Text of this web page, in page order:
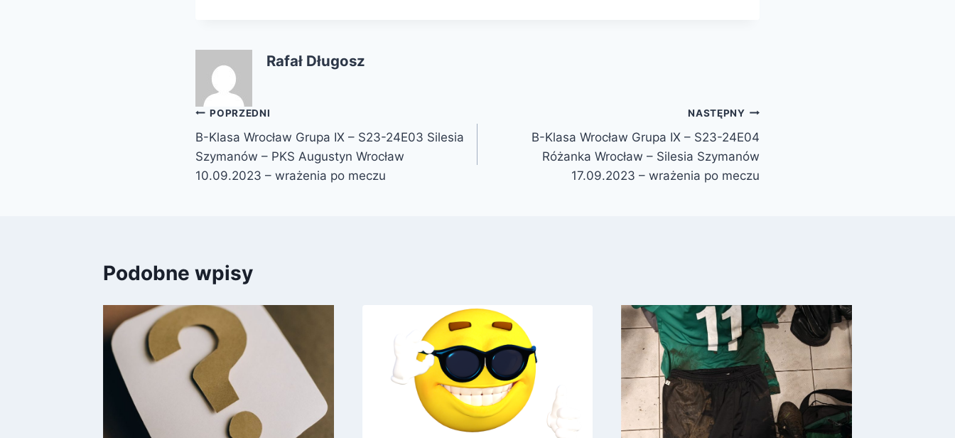
Rafał Długosz
Nawigacja
wpisu
POPRZEDNI
B-Klasa Wrocław Grupa IX – S23-24E03 Silesia
Szymanów – PKS Augustyn Wrocław
10.09.2023 – wrażenia po meczu
NASTĘPNY
B-Klasa Wrocław Grupa IX – S23-24E04
Różanka Wrocław – Silesia Szymanów
17.09.2023 – wrażenia po meczu
Podobne wpisy